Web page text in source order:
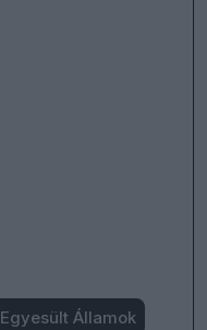
Egyesült Államok